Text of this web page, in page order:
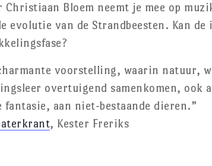
Christiaan Bloem neemt je mee op
evolutie van de Strandbeesten. Kan
voorstelling, waarin natuur,
overtuigend samenkomen, ook
fantasie, aan niet-bestaande dieren.”
, Kester Freriks